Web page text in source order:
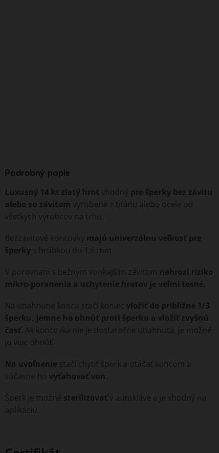
Podrobný popis
Luxusný 14 kt zlatý hrot vhodný pre šperky bez závitu
alebo so závitom vyrobené z titánu alebo ocele od
všetkých výrobcov na trhu.
Bezzávitové koncovky majú univerzálnu veľkosť pre
šperky s hrúbkou do 1,6 mm.
V porovnaní s bežným vonkajším závitom nehrozí riziko
mikro-poranenia a uchytenie hrotov je veľmi tesné.
Na utiahnutie konca stačí koniec vložiť do približne 1/3
šperku, jemne ho ohnúť proti šperku a vložiť zvyšnú
časť. Ak koncovka nie je dostatočne utiahnutá, je možné
ju viac ohnúť.
Na uvoľnenie stačí chytiť šperk a otáčať koncom a
súčasne ho vyťahovať von.
Šperk je možné sterilizovaťv autokláve a je vhodný na
aplikáciu.